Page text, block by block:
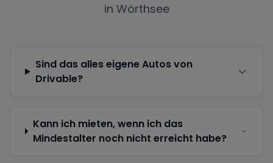
in Wörthsee
Sind das alles eigene Autos von
Drivable?
Kann ich mieten, wenn ich das
Mindestalter noch nicht erreicht habe?